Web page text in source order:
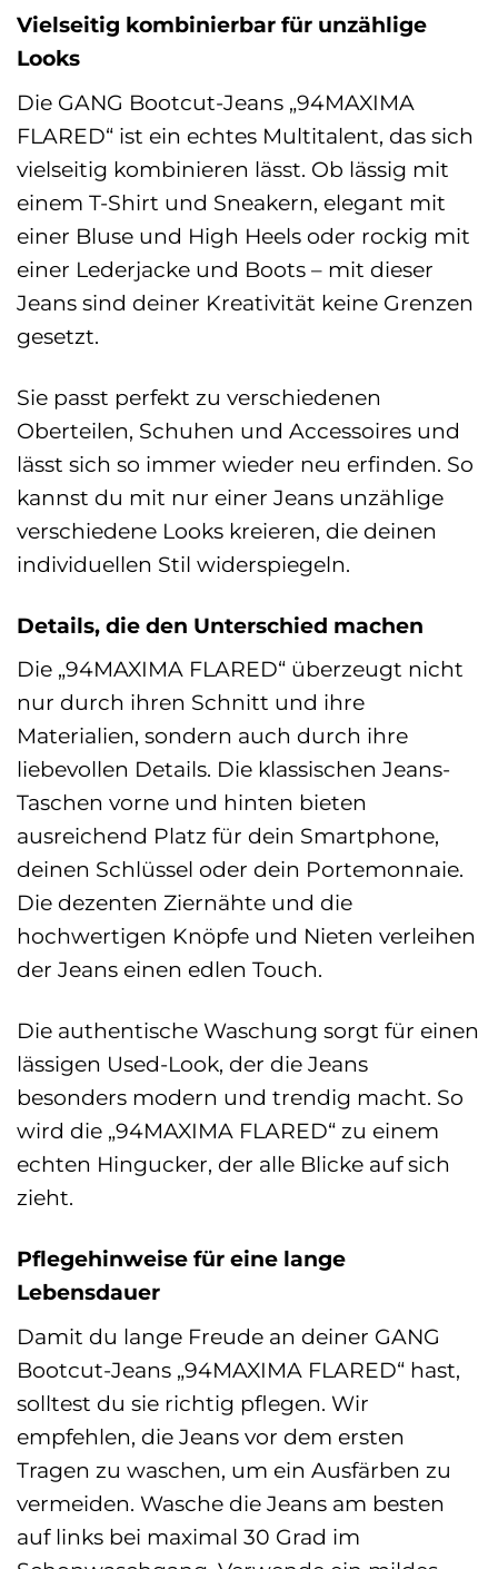
Vielseitig kombinierbar für unzählige
Looks
Die GANG Bootcut-Jeans „94MAXIMA
FLARED“ ist ein echtes Multitalent, das sich
vielseitig kombinieren lässt. Ob lässig mit
einem T-Shirt und Sneakern, elegant mit
einer Bluse und High Heels oder rockig mit
einer Lederjacke und Boots – mit dieser
Jeans sind deiner Kreativität keine Grenzen
gesetzt.
Sie passt perfekt zu verschiedenen
Oberteilen, Schuhen und Accessoires und
lässt sich so immer wieder neu erfinden. So
kannst du mit nur einer Jeans unzählige
verschiedene Looks kreieren, die deinen
individuellen Stil widerspiegeln.
Details, die den Unterschied machen
Die „94MAXIMA FLARED“ überzeugt nicht
nur durch ihren Schnitt und ihre
Materialien, sondern auch durch ihre
liebevollen Details. Die klassischen Jeans-
Taschen vorne und hinten bieten
ausreichend Platz für dein Smartphone,
deinen Schlüssel oder dein Portemonnaie.
Die dezenten Ziernähte und die
hochwertigen Knöpfe und Nieten verleihen
der Jeans einen edlen Touch.
Die authentische Waschung sorgt für einen
lässigen Used-Look, der die Jeans
besonders modern und trendig macht. So
wird die „94MAXIMA FLARED“ zu einem
echten Hingucker, der alle Blicke auf sich
zieht.
Pflegehinweise für eine lange
Lebensdauer
Damit du lange Freude an deiner GANG
Bootcut-Jeans „94MAXIMA FLARED“ hast,
solltest du sie richtig pflegen. Wir
empfehlen, die Jeans vor dem ersten
Tragen zu waschen, um ein Ausfärben zu
vermeiden. Wasche die Jeans am besten
auf links bei maximal 30 Grad im